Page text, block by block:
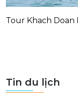
Tour Khach Doan
Tin du lịch